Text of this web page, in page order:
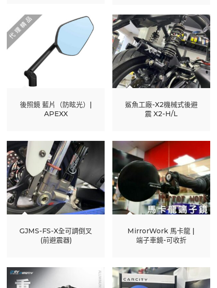
後照鏡 藍片（防眩光）|
APEXX
鯊魚工廠-X2機械式後避
震 X2-H/L
GJMS-FS-X全可調倒叉
(前避震器)
MirrorWork 馬卡龍 |
端子車鏡-可收折